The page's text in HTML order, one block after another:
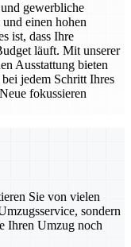
gewerbliche
einen hohen
ist, dass Ihre
läuft. Mit unserer
Ausstattung bieten
jedem Schritt Ihres
fokussieren
Sie von vielen
sondern
Ihren Umzug noch